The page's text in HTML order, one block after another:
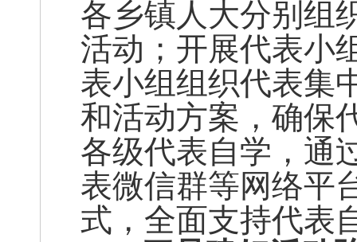
各乡镇人大分别组
活动；开展代表小
表小组组织代表集
和活动方案，确保
各级代表自学，通
表微信群等网络平
式，全面支持代表